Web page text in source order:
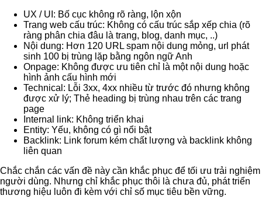
UX / UI: Bố cục không rõ ràng, lộn xộn
Trang web cấu trúc: Không có cấu trúc sắp xếp chia (rõ
ràng phân chia đâu là trang, blog, danh mục, ..)
Nội dung: Hơn 120 URL spam nội dung mỏng, url phát
sinh 100 bị trùng lặp bằng ngôn ngữ Anh
Onpage: Không được ưu tiên chỉ là một nội dung hoặc
hình ảnh cấu hình mới
Technical: Lỗi 3xx, 4xx nhiều từ trước đó nhưng không
được xử lý; Thẻ heading bị trùng nhau trên các trang
page
Internal link: Không triển khai
Entity: Yếu, không có gì nổi bật
Backlink: Link forum kém chất lượng và backlink không
liên quan
Chắc chắn các vấn đề này cần khắc phục để tối ưu trải nghiệm
người dùng. Nhưng chỉ khắc phục thôi là chưa đủ, phát triển
thương hiệu luôn đi kèm với chỉ số mục tiêu bền vững.